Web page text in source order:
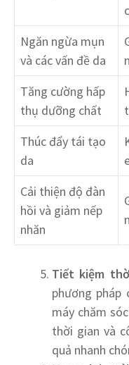
Ngăn ngừa mụn
và các vấn đề da
Tăng cường hấp
thụ dưỡng chất
Thúc đẩy tái tạo
da
Cải thiện độ đàn
hồi và giảm nếp
nhăn
Tiết kiệm
phương pháp
máy chăm
thời gian và
quả nhanh